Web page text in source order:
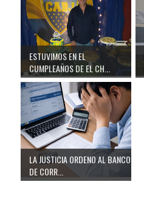
ESTUVIMOS EN EL
CUMPLEAÑOS DE EL CH...
LA JUSTICIA ORDENO AL BANCO
DE CORR...